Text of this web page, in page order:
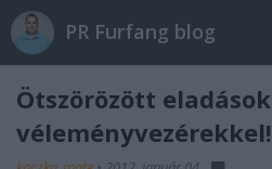
PR Furfang blog
Ötszörözött eladások
véleményvezérekkel!